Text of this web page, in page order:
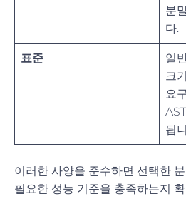
분
다.
표준
일
크
요
됩
이러한 사양을 준수하면 선택한
필요한 성능 기준을 충족하는지